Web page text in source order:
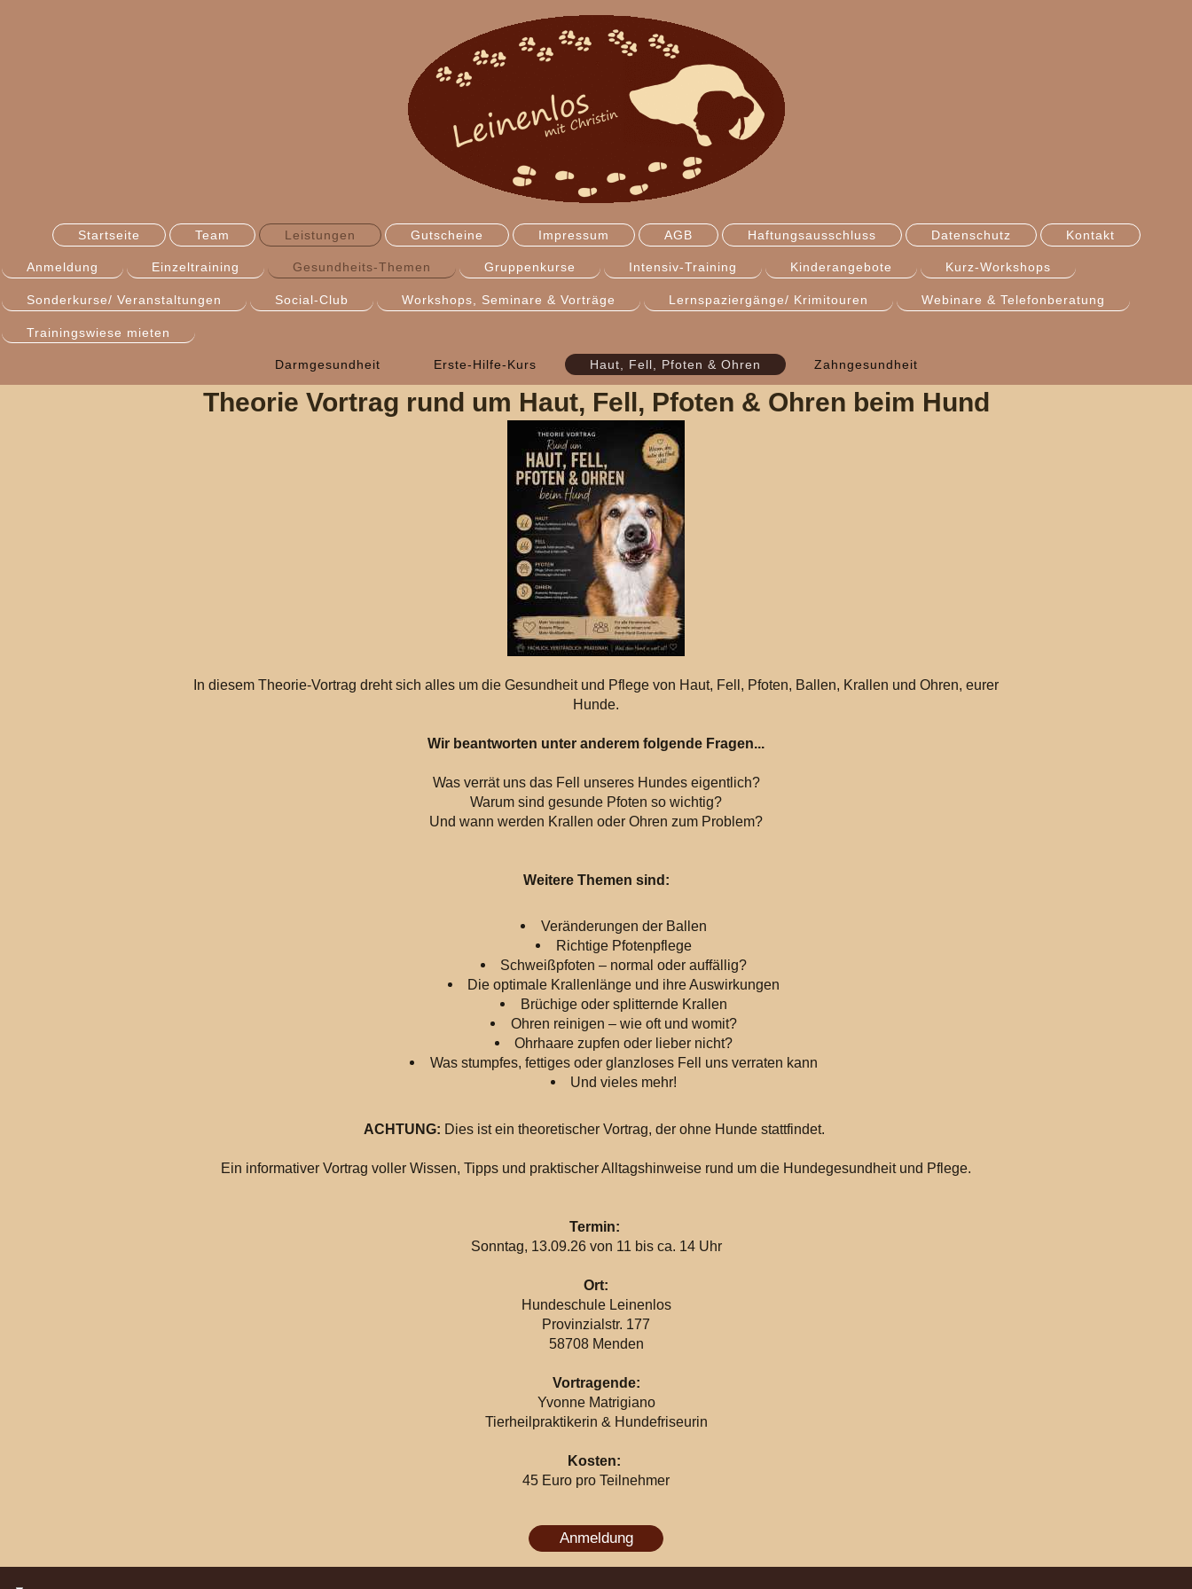
Startseite Team Leistungen Gutscheine Impressum AGB Haftungsausschluss Datenschutz Kontakt
Anmeldung Einzeltraining Gesundheits-Themen Gruppenkurse Intensiv-Training Kinderangebote Kurz-Workshops
Sonderkurse/ Veranstaltungen Social-Club Workshops, Seminare & Vorträge Lernspaziergänge/ Krimitouren Webinare & Telefonberatung
Trainingswiese mieten
Darmgesundheit Erste-Hilfe-Kurs Haut, Fell, Pfoten & Ohren Zahngesundheit
Theorie Vortrag rund um Haut, Fell, Pfoten & Ohren beim Hund
In diesem Theorie-Vortrag dreht sich alles um die Gesundheit und Pflege von Haut, Fell, Pfoten, Ballen, Krallen und Ohren, eurer
Hunde.
Wir beantworten unter anderem folgende Fragen...
Was verrät uns das Fell unseres Hundes eigentlich?
Warum sind gesunde Pfoten so wichtig?
Und wann werden Krallen oder Ohren zum Problem?
Weitere Themen sind:
Veränderungen der Ballen
Richtige Pfotenpflege
Schweißpfoten – normal oder auffällig?
Die optimale Krallenlänge und ihre Auswirkungen
Brüchige oder splitternde Krallen
Ohren reinigen – wie oft und womit?
Ohrhaare zupfen oder lieber nicht?
Was stumpfes, fettiges oder glanzloses Fell uns verraten kann
Und vieles mehr!
ACHTUNG: Dies ist ein theoretischer Vortrag, der ohne Hunde stattfindet.
Ein informativer Vortrag voller Wissen, Tipps und praktischer Alltagshinweise rund um die Hundegesundheit und Pflege.
Termin:
Sonntag, 13.09.26 von 11 bis ca. 14 Uhr
Ort:
Hundeschule Leinenlos
Provinzialstr. 177
58708 Menden
Vortragende:
Yvonne Matrigiano
Tierheilpraktikerin & Hundefriseurin
Kosten:
45 Euro pro Teilnehmer
Anmeldung